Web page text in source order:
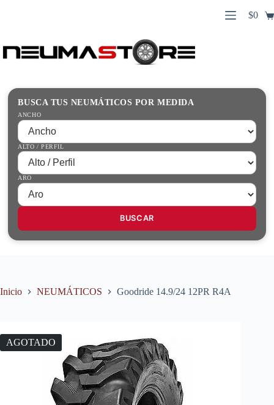
productosInicio
Guías Prácticas
Tienda
Carro
$0
BUSCA TUS NEUMÁTICOS POR MEDIDA
ANCHO
ALTO / PERFIL
ARO
BUSCAR
Inicio NEUMÁTICOS Goodride 14.9/24 12PR R4A
AGOTADO